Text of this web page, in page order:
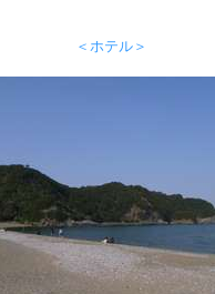
＜ホテル＞